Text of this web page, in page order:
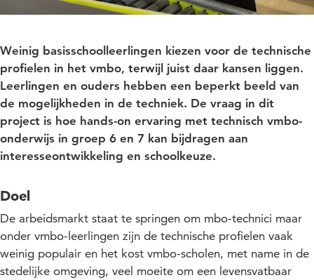
Weinig basisschoolleerlingen kiezen voor de technische
profielen in het vmbo, terwijl juist daar kansen liggen.
Leerlingen en ouders hebben een beperkt beeld van
de mogelijkheden in de techniek. De vraag in dit
project is hoe hands-on ervaring met technisch vmbo-
onderwijs in groep 6 en 7 kan bijdragen aan
interesseontwikkeling en schoolkeuze.
Doel
De arbeidsmarkt staat te springen om mbo-technici maar
onder vmbo-leerlingen zijn de technische profielen vaak
weinig populair en het kost vmbo-scholen, met name in de
stedelijke omgeving, veel moeite om een levensvatbaar